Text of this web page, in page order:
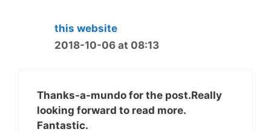
this website
2018-10-06 at 08:13
Thanks-a-mundo for the post.Really
looking forward to read more.
Fantastic.